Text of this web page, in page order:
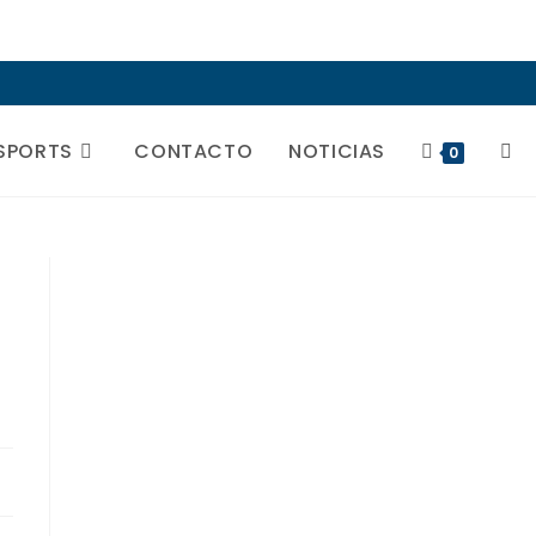
CONTACTO NOTICIAS 0